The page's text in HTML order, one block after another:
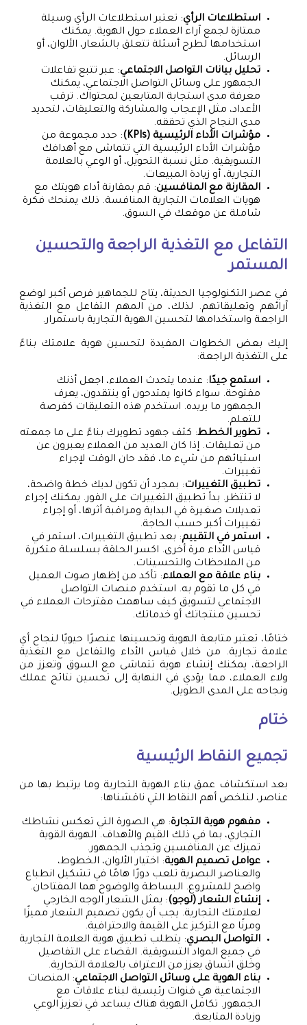
استطلاعات الرأي: تعتبر استطلاعات الرأي وسيلة
ممتازة لجمع آراء العملاء حول الهوية. يمكنك
استخدامها لطرح أسئلة تتعلق بالشعار، الألوان، أو
الرسائل.
تحليل بيانات التواصل الاجتماعي: عبر تتبع تفاعلات
الجمهور على وسائل التواصل الاجتماعي، يمكنك
معرفة مدى استجابة المتابعين لمحتواك. ترقب
الأعداد، مثل الإعجاب والمشاركة والتعليقات، لتحديد
مدى النجاح الذي تحققه.
مؤشرات الأداء الرئيسية (KPIs)
: حدد مجموعة من
مؤشرات الأداء الرئيسية التي تتماشى مع أهدافك
التسويقية. مثل نسبة التحويل، أو الوعي بالعلامة
التجارية، أو زيادة المبيعات.
المقارنة مع المنافسين: قم بمقارنة أداء هويتك مع
هويات العلامات التجارية المنافسة. ذلك يمنحك فكرة
شاملة عن موقعك في السوق.
التفاعل مع التغذية الراجعة والتحسين
المستمر
في عصر التكنولوجيا الحديثة، يتاح للجماهير فرص أكبر لوضع
آرائهم وتعليقاتهم. لذلك، من المهم التفاعل مع التغذية
الراجعة واستخدامها لتحسين الهوية التجارية باستمرار.
إليك بعض الخطوات المفيدة لتحسين هوية علامتك بناءً
على التغذية الراجعة:
استمع جيدًا: عندما يتحدث العملاء، اجعل أذنك
مفتوحة. سواء كانوا يمتدحون أو ينتقدون، يعرف
الجمهور ما يريده. استخدم هذه التعليقات كفرصة
للتعلم.
تطوير الخطط: كثف جهود تطويرك بناءً على ما جمعته
من تعليقات. إذا كان العديد من العملاء يعبرون عن
استيائهم من شيء ما، فقد حان الوقت لإجراء
تغييرات.
تطبيق التغييرات: بمجرد أن تكون لديك خطة واضحة،
لا تنتظر. بدأ تطبيق التغييرات على الفور. يمكنك إجراء
تعديلات صغيرة في البداية ومراقبة أثرها، أو إجراء
تغييرات أكبر حسب الحاجة.
استمر في التقييم: بعد تطبيق التغييرات، استمر في
قياس الأداء مرة أخرى. اكسر الحلقة بسلسلة متكررة
من الملاحظات والتحسينات.
بناء علاقة مع العملاء: تأكد من إظهار صوت العميل
في كل ما تقوم به. استخدم منصات التواصل
الاجتماعي لتسويق كيف ساهمت مقترحات العملاء في
تحسين منتجاتك أو خدماتك.
ختامًا، تعتبر متابعة الهوية وتحسينها عنصرًا حيويًا لنجاح أي
علامة تجارية. من خلال قياس الأداء والتفاعل مع التغذية
الراجعة، يمكنك إنشاء هوية تتماشى مع السوق وتعزز من
ولاء العملاء، مما يؤدي في النهاية إلى تحسين نتائج عملك
ونجاحه على المدى الطويل.
ختام
تجميع النقاط الرئيسية
بعد استكشاف عمق بناء الهوية التجارية وما يرتبط بها من
عناصر، لنلخص أهم النقاط التي ناقشناها:
مفهوم هوية التجارة: هي الصورة التي تعكس نشاطك
التجاري، بما في ذلك القيم والأهداف. الهوية القوية
تميزك عن المنافسين وتجذب الجمهور.
عوامل تصميم الهوية: اختيار الألوان، الخطوط،
والعناصر البصرية تلعب دورًا هامًا في تشكيل انطباع
واضح للمشروع. البساطة والوضوح هما المفتاحان.
إنشاء الشعار (لوجو): يمثل الشعار الوجه الخارجي
لعلامتك التجارية. يجب أن يكون تصميم الشعار مميزًا
ومرنًا مع التركيز على القيمة والاحترافية.
التواصل البصري: يتطلب تطبيق هوية العلامة التجارية
في جميع المواد التسويقية. القضاء على التفاصيل
وخلق اتساق يعزز من الاعتراف بالعلامة التجارية.
بناء الهوية على وسائل التواصل الاجتماعي: المنصات
الاجتماعية هي قنوات رئيسية لبناء علاقات مع
الجمهور. تكامل الهوية هناك يساعد في تعزيز الوعي
وزيادة المتابعة.